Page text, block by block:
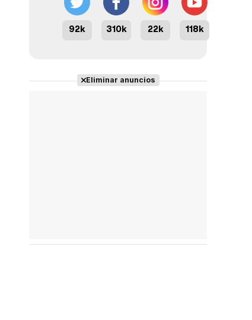
92k 310k 22k 118k
Eliminar anuncios